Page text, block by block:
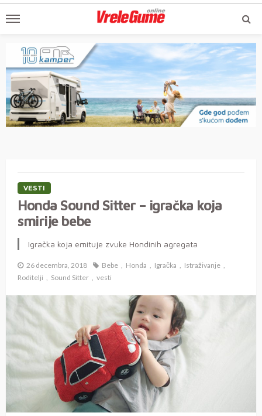
VESTI
Honda Sound Sitter – igračka koja
smirije bebe
Igračka koja emituje zvuke Hondinih agregata
26 decembra, 2018 Bebe Honda Igračka
Istraživanje
Roditelji
Sound Sitter vesti